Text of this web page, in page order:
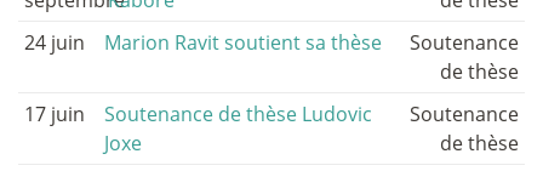
24 juin
Marion Ravit soutient sa thèse
Soutenance
de thèse
17 juin
Soutenance de thèse Ludovic
Joxe
Soutenance
de thèse